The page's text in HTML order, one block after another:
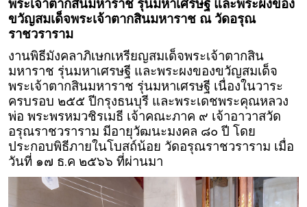
พระเจ้าตากสินมหาราช รุ่นมหาเศรษฐี และพระผงของ
ขวัญสมเด็จพระเจ้าตากสินมหาราช ณ วัดอรุณ
ราชวราราม
งานพิธีมังคลาภิเษกเหรียญสมเด็จพระเจ้าตากสิน
มหาราช รุ่นมหาเศรษฐี และพระผงของขวัญสมเด็จ
พระเจ้าตากสินมหาราช รุ่นมหาเศรษฐี เนื่องในวาระ
ครบรอบ ๒๕๕ ปีกรุงธนบุรี และพระเดชพระคุณหลวง
พ่อ พระพรหมวชิรเมธี เจ้าคณะภาค ๙ เจ้าอาวาสวัด
อรุณราชวราราม มีอายุวัฒนะมงคล ๘๐ ปี โดย
ประกอบพิธีภายในโบสถ์น้อย วัดอรุณราชวราราม เมื่อ
วันที่ ๑๗ ธ.ค ๒๕๖๖ ที่ผ่านมา